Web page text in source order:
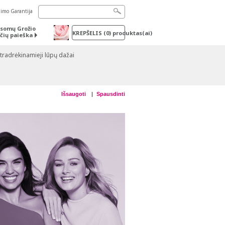
Garantija
Grožio
paieška
KREPŠELIS (0) produktas(ai)
lūpų dažai
Išsaugoti Spausdinti